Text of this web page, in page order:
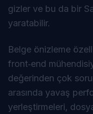
gizler ve bu da bir
yaratabilir.
Belge önizleme
front‑end
değerinden çok
arasında yavaş
yerleştirmeleri,